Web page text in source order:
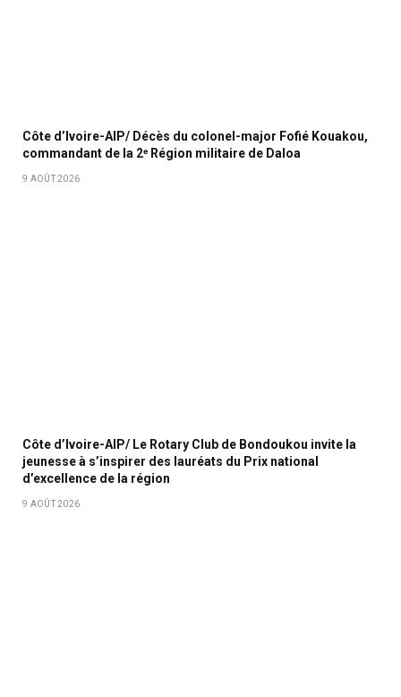
Côte d’Ivoire-AIP/ Décès du colonel-major Fofié Kouakou,
commandant de la 2ᵉ Région militaire de Daloa
9 AOÛT 2026
Côte d’Ivoire-AIP/ Le Rotary Club de Bondoukou invite la
jeunesse à s’inspirer des lauréats du Prix national
d’excellence de la région
9 AOÛT 2026